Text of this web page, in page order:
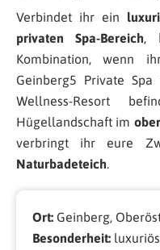
Verbindet ihr ein
privaten Spa-Bereich,
Kombination, wenn
Geinberg5 Private
Wellness-Resort
Hügellandschaft im
verbringt ihr eure
Naturbadeteich.
Ort: Geinberg,
Besonderheit: